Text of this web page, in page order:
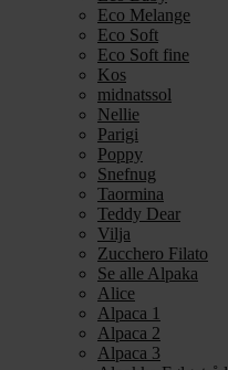
Eco Melange
Eco Soft
Eco Soft fine
Kos
midnatssol
Nellie
Parigi
Poppy
Snefnug
Taormina
Teddy Dear
Vilja
Zucchero Filato
Se alle Alpaka
Alice
Alpaca 1
Alpaca 2
Alpaca 3